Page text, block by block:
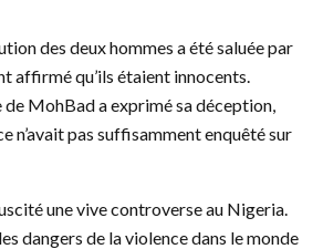
des deux hommes a été saluée par
affirmé qu’ils étaient innocents.
MohBad a exprimé sa déception,
n’avait pas suffisamment enquêté sur
une vive controverse au Nigeria.
dangers de la violence dans le monde